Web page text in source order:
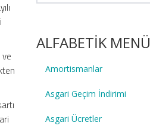
ALFABETİK MENÜ
Amortismanlar
Asgari Geçim İndirimi
Asgari Ücretler